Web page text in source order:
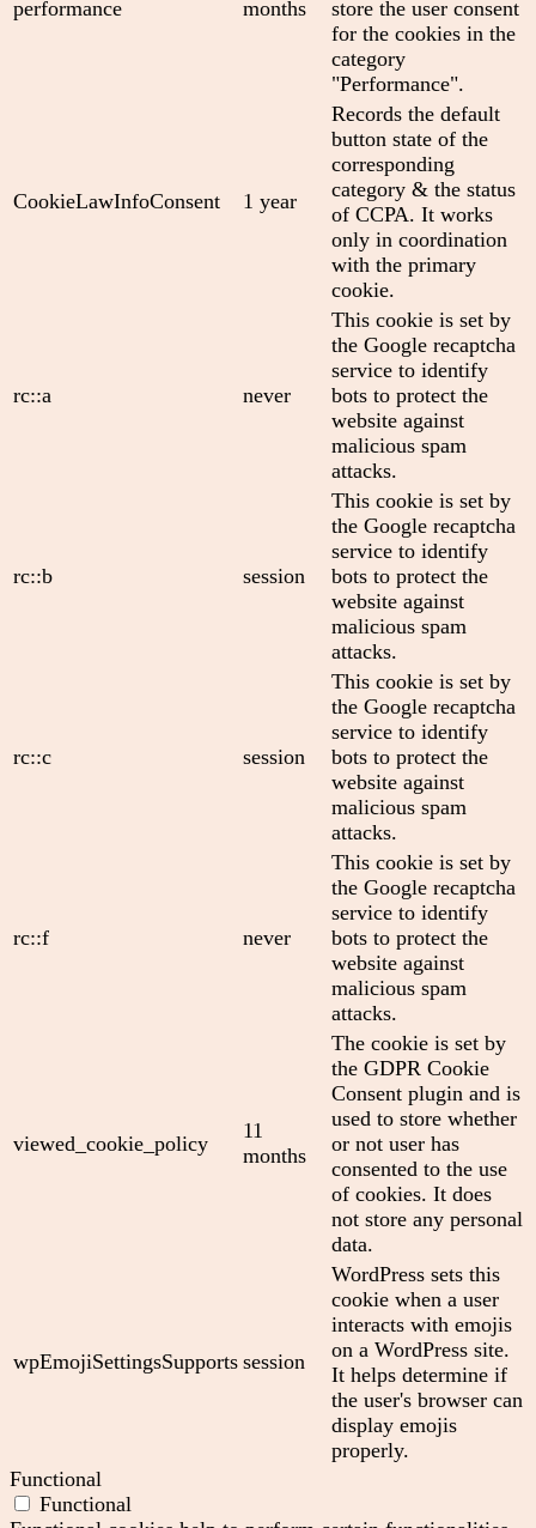
performance
months
store the user consent
for the cookies in the
category
"Performance".
CookieLawInfoConsent 1 year
Records the default
button state of the
corresponding
category & the status
of CCPA. It works
only in coordination
with the primary
cookie.
rc::a never
This cookie is set by
the Google recaptcha
service to identify
bots to protect the
website against
malicious spam
attacks.
rc::b session
This cookie is set by
the Google recaptcha
service to identify
bots to protect the
website against
malicious spam
attacks.
rc::c session
This cookie is set by
the Google recaptcha
service to identify
bots to protect the
website against
malicious spam
attacks.
rc::f never
This cookie is set by
the Google recaptcha
service to identify
bots to protect the
website against
malicious spam
attacks.
viewed_cookie_policy
11
months
The cookie is set by
the GDPR Cookie
Consent plugin and is
used to store whether
or not user has
consented to the use
of cookies. It does
not store any personal
data.
wpEmojiSettingsSupports session
WordPress sets this
cookie when a user
interacts with emojis
on a WordPress site.
It helps determine if
the user's browser can
display emojis
properly.
Functional
Functional